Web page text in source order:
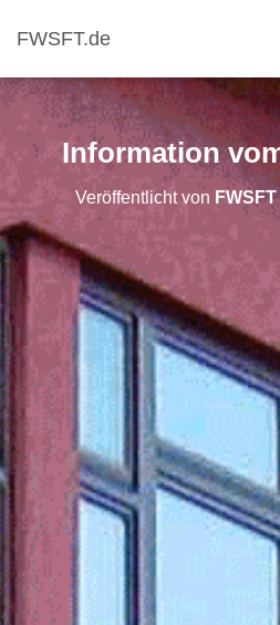
FWSFT.de
Information
Veröffentlicht von FWSFT